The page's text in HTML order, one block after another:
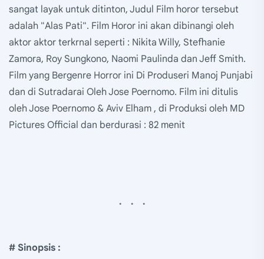
sangat layak untuk ditinton, Judul Film horor tersebut
adalah "Alas Pati". Film Horor ini akan dibinangi oleh
aktor aktor terkrnal seperti : Nikita Willy, Stefhanie
Zamora, Roy Sungkono, Naomi Paulinda dan Jeff Smith.
Film yang Bergenre Horror ini Di Produseri Manoj Punjabi
dan di Sutradarai Oleh Jose Poernomo. Film ini ditulis
oleh Jose Poernomo & Aviv Elham , di Produksi oleh MD
Pictures Official dan berdurasi : 82 menit
# Sinopsis :